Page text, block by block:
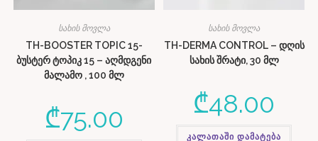
სახის მოვლა
TH-BOOSTER TOPIC 15-
ბუსტერ ტოპიკ 15 – აღმდგენი
მალამო , 100 მლ
₾75.00
სახის მოვლა
TH-DERMA CONTROL – დღის
სახის შრატი, 30 მლ
₾48.00
კალათაში დამატება